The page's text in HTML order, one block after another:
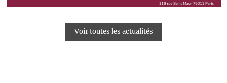
Voir toutes les actualités